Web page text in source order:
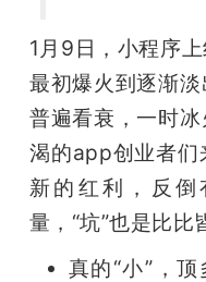
课
动
中
1月9日，小程序
最初爆火到逐渐
普遍看衰，一时
渴的app创业者们
新的红利，反
量，“坑”也是比比
真的“小”，